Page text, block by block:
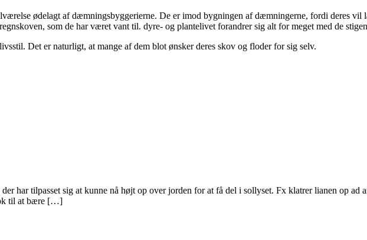
ødelagt af dæmningsbyggerierne. De er imod bygningen af dæmningerne, fordi deres
som de har været vant til. dyre- og plantelivet forandrer sig alt for meget med de
Det er naturligt, at mange af dem blot ønsker deres skov og floder for sig selv.
har tilpasset sig at kunne nå højt op over jorden for at få del i sollyset. Fx klatrer lianen op ad
til at bære […]